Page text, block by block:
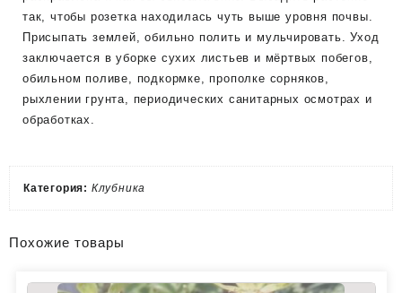
так, чтобы розетка находилась чуть выше уровня почвы.
Присыпать землей, обильно полить и мульчировать. Уход
заключается в уборке сухих листьев и мёртвых побегов,
обильном поливе, подкормке, прополке сорняков,
рыхлении грунта, периодических санитарных осмотрах и
обработках.
Категория: Клубника
Похожие товары